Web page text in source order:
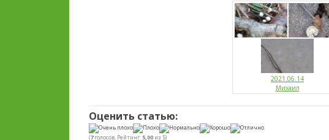
2021.06.14
Михаил
Оценить статью:
(7голосов, Рейтинг: 5,00 из 5)